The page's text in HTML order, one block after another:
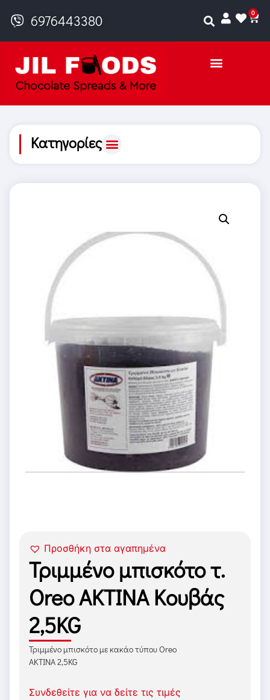
6976443380 0
Κατηγορίες
Προσθήκη στα αγαπημένα
Τριμμένο μπισκότο τ.
Oreo ΑΚΤΙΝΑ Κουβάς
2,5KG
Τριμμένο μπισκότο με κακάο τύπου Oreo
AΚΤΙΝΑ 2,5KG
Συνδεθείτε για να δείτε τις τιμές